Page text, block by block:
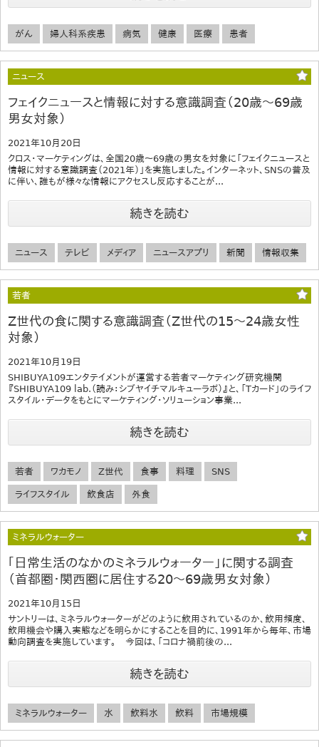
がん 婦人科系疾患 病気 健康 医療 患者
ニュース
フェイクニュースと情報に対する意識調査（20歳～69歳
男女対象）
2021年10月20日
クロス・マーケティングは、全国20歳～69歳の男女を対象に「フェイクニュースと
情報に対する意識調査（2021年）」を実施しました。インターネット、SNSの普及
に伴い、誰もが様々な情報にアクセスし反応することが...
続きを読む
ニュース テレビ メディア ニュースアプリ 新聞 情報収集
若者
Z世代の食に関する意識調査（Z世代の15～24歳女性
対象）
2021年10月19日
SHIBUYA109エンタテイメントが運営する若者マーケティング研究機関
『SHIBUYA109 lab.（読み：シブヤイチマルキューラボ）』と、「Tカード」のライフ
スタイル・データをもとにマーケティング・ソリューション事業...
続きを読む
若者 ワカモノ Z世代 食事 料理 SNS
ライフスタイル 飲食店 外食
ミネラルウォーター
｢日常生活のなかのミネラルウォーター」に関する調査
（首都圏・関西圏に居住する20～69歳男女対象）
2021年10月15日
サントリーは、ミネラルウォーターがどのように飲用されているのか、飲用頻度、
飲用機会や購入実態などを明らかにすることを目的に、1991年から毎年、市場
動向調査を実施しています。 今回は、「コロナ禍前後の...
続きを読む
ミネラルウォーター 水 飲料水 飲料 市場規模